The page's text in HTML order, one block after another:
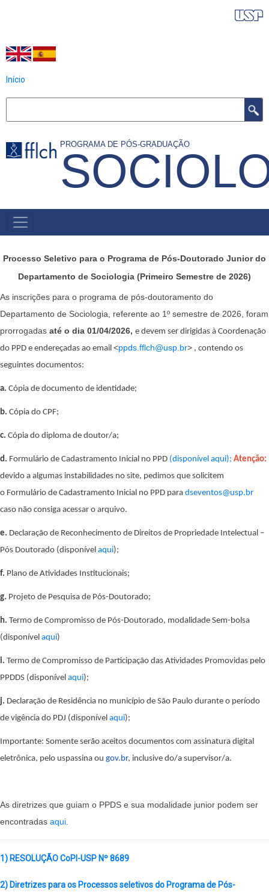
conteúdo
principal
Início
PROGRAMA DE PÓS-GRADUAÇÃO
NAVEGAÇÃO
PRINCIPAL
Processo Seletivo para o Programa de Pós-Doutorado Junior do
Departamento de Sociologia (Primeiro Semestre de 2026)
As inscrições para o programa de pós-doutoramento do
Departamento de Sociologia, referente ao 1º semestre de 2026, foram
prorrogadas até o dia 01/04/2026, e devem ser dirigidas à Coordenação
do PPD e endereçadas ao email <ppds.fflch@usp.br> , contendo os
seguintes documentos:
a. Cópia de documento de identidade;
b. Cópia do CPF;
c. Cópia do diploma de doutor/a;
d. Formulário de Cadastramento Inicial no PPD (disponível aqui); Atenção:
devido a algumas instabilidades no site, pedimos que solicitem
o Formulário de Cadastramento Inicial no PPD para dseventos@usp.br
caso não consiga acessar o arquivo.
e. Declaração de Reconhecimento de Direitos de Propriedade Intelectual –
Pós Doutorado (disponível aqui);
f. Plano de Atividades Institucionais;
g. Projeto de Pesquisa de Pós-Doutorado;
h. Termo de Compromisso de Pós-Doutorado, modalidade Sem-bolsa
(disponível aqui)
i. Termo de Compromisso de Participação das Atividades Promovidas pelo
PPDDS (disponível aqui);
j. Declaração de Residência no município de São Paulo durante o período
de vigência do PDJ (disponível aqui);
Importante: Somente serão aceitos documentos com assinatura digital
eletrônica, pelo uspassina ou gov.br, inclusive do/a supervisor/a.
As diretrizes que guiam o PPDS e sua modalidade junior podem ser
encontradas aqui.
1) RESOLUÇÃO CoPI-USP Nº 8689
2) Diretrizes para os Processos seletivos do Programa de Pós-